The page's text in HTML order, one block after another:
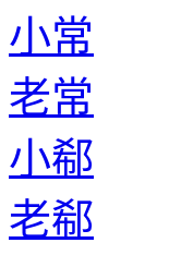
小常
老常
小郗
老郗